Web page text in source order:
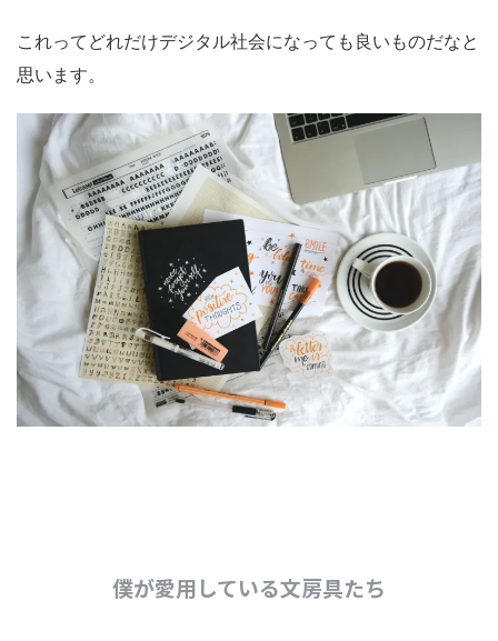
これってどれだけデジタル社会になっても良いものだなと
思います。
僕が愛用している文房具たち